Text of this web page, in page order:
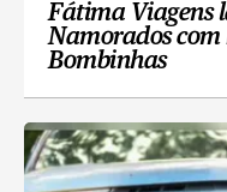
Fátima Viagens
Namorados com
Bombinhas